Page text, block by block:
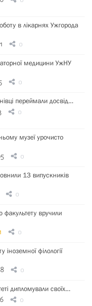
в лікарнях Ужгорода
0
медицини УжНУ
0
переймали досвід…
0
музеї урочисто
0
13 випускників
0
факультету вручили
0
іноземної філології
0
дипломували своїх…
0